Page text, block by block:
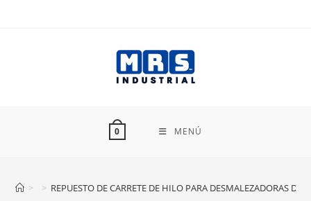
0 MENÚ
> > REPUESTO DE CARRETE DE HILO PARA DESMALEZADORAS